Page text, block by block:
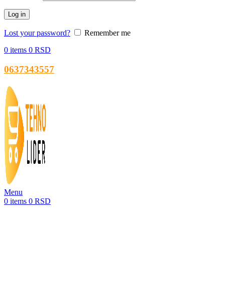
Log in
Lost your password?
Remember me
0 items 0 RSD
0637343557
Menu
0 items 0 RSD